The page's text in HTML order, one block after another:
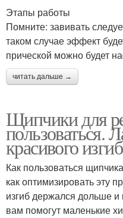
Этапы работы
Помните: завивать
таком случае эффект
прической можно будет
читать дальше →
Щипчики для
пользоваться.
красивого
Как пользоваться
как оптимизировать эту
изгиб держался дольше
вам помогут маленькие